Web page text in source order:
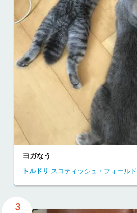
ヨガなう
トルドリ スコティッシュ・フォールド
3